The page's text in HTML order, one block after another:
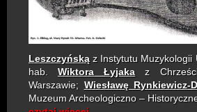
Leszczyńską z Instytutu Muzykologii
hab.Wiktora Łyjaka z
Warszawie; Wiesławę Rynkiewicz-
Muzeum Archeologiczno –